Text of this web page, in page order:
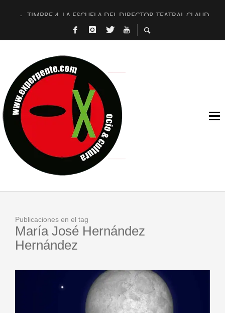
TIMBRE 4, LA ESCUELA DEL DIRECTOR TEATRAL CLAUDIO
30 AÑOS (NO ES NADA) DE LA KATARSIS DEL TOMATAZO
D’BALDOMEROS REINVENTAN [BITÁCORA 3.0] EN EXVITA
MARSHALL FLASH PRESENTA EN EXVITA [RELATIVA
JOFRE BARDAGÍ EN EXVITA INTERPRETANDO A SERRAT
YORCH PRESENTA [CURSO DE ARMONÍA PERSECUTORIA]
MAGALÍ SARE NOS EXPLICA [DESCASADA]
«NO TENGO PUTOS SUEÑOS»
Publicaciones en el tag
María José Hernández
Hernández